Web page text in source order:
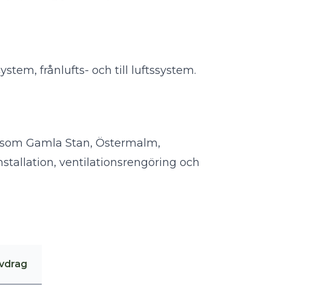
frånlufts- och till luftssystem.
Gamla Stan, Östermalm,
ventilationsrengöring och